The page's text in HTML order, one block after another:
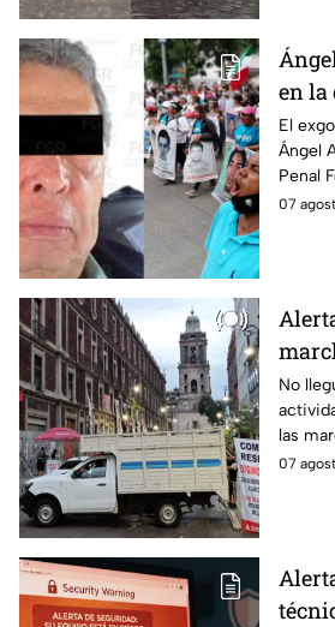
en la
de
El
Ángel
Penal
luego
07
3
No
las
07